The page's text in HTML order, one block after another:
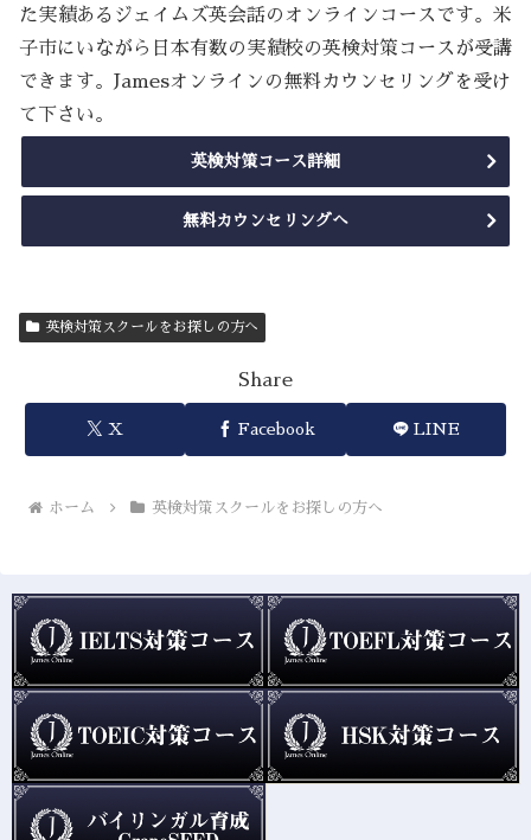
た実績あるジェイムズ英会話のオンラインコースです。米
子市にいながら日本有数の実績校の英検対策コースが受講
できます。Jamesオンラインの無料カウンセリングを受け
て下さい。
英検対策コース詳細
無料カウンセリングへ
英検対策スクールをお探しの方へ
Share
X Facebook LINE
ホーム 英検対策スクールをお探しの方へ